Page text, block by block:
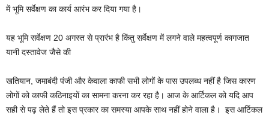
में भूमि सर्वेक्षण का कार्य आरंभ कर दिया गया है।
यह भूमि सर्वेक्षण 20 अगस्त से प्रारंभ है किंतु सर्वेक्षण में लगने वाले महत्वपूर्ण कागजात
यानी दस्तावेज जैसे की
खतियान, जमाबंदी पंजी और केवाला काफी सभी लोगों के पास उपलब्ध नहीं है जिस कारण
लोगों को काफी कठिनाइयों का सामना करना कर रहा है। आज के आर्टिकल को यदि आप
सही से पढ़ लेते हैं तो इस प्रकार का समस्या आपके साथ नहीं होने वाला है। ‌ इस आर्टिकल